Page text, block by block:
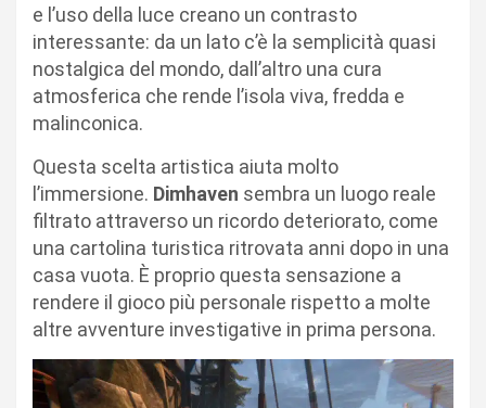
e l’uso della luce creano un contrasto
interessante: da un lato c’è la semplicità quasi
nostalgica del mondo, dall’altro una cura
atmosferica che rende l’isola viva, fredda e
malinconica.
Questa scelta artistica aiuta molto
l’immersione. Dimhaven sembra un luogo reale
filtrato attraverso un ricordo deteriorato, come
una cartolina turistica ritrovata anni dopo in una
casa vuota. È proprio questa sensazione a
rendere il gioco più personale rispetto a molte
altre avventure investigative in prima persona.